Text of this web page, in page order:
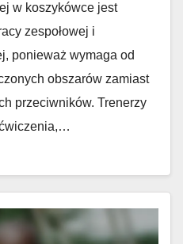
w koszykówce jest
zespołowej i
ponieważ wymaga od
obszarów zamiast
przeciwników. Trenerzy